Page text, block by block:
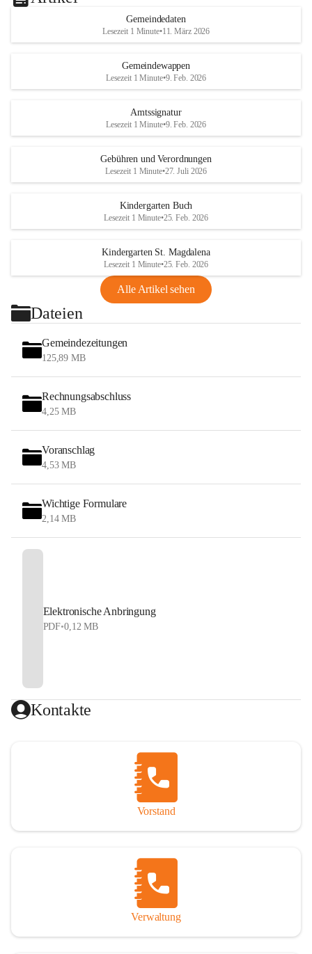
Gemeindedaten
Lesezeit 1 Minute•11. März 2026
Gemeindewappen
Lesezeit 1 Minute•9. Feb. 2026
Amtssignatur
Lesezeit 1 Minute•9. Feb. 2026
Gebühren und Verordnungen
Lesezeit 1 Minute•27. Juli 2026
Kindergarten Buch
Lesezeit 1 Minute•25. Feb. 2026
Kindergarten St. Magdalena
Lesezeit 1 Minute•25. Feb. 2026
Alle Artikel sehen
Dateien
Gemeindezeitungen
125,89 MB
Rechnungsabschluss
4,25 MB
Voranschlag
4,53 MB
Wichtige Formulare
2,14 MB
Elektronische Anbringung
PDF•0,12 MB
Kontakte
Vorstand
Verwaltung